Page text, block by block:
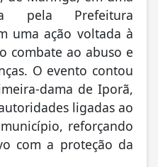
quinta-feira dia 21,
aprendizado e
Cultural de Iporã,
especial do
de Maringá, em uma
pela Prefeitura
uma ação voltada à
combate ao abuso e
O evento contou